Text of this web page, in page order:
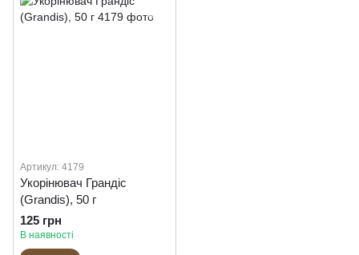
Артикул: 4179
Укорінювач Грандіс
(Grandis), 50 г
125 грн
В наявності